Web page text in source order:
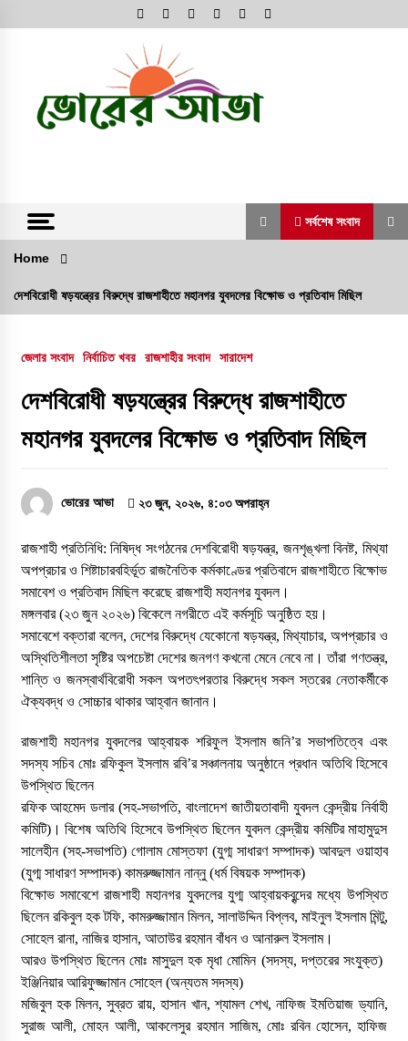
to
সর্বশেষ সংবাদ
সর্বশেষ সংবাদ
এর বিরুদ্ধে চাঁদাবাজি ও নির্যাতনের গুরুতর অভিযোগ
রাজশাহীতে দুই সাংবাদিকের ওপর নৃশংস হামলা:
সন্ত্রাসীদের দ্রুত গ্রেফতারে ৭২ ঘন্টা আলটিমেটাম
পুলিশ কোনো দলের লাঠিয়াল বাহিনী নয়: স্বরাষ্ট্রমন্ত্রী
স্বরাষ্ট্র মন্ত্রণালয়ের তালিকাভুক্ত মাদক কারবারির
প্রকাশ্যে চলাফেরা, জনমনে ক্ষোভ
১ আগস্ট, ২০২৬, ৯:৫০ অপরাহ্ন
দুর্গাপুরে ভ্রাম্যমাণ আদালতের মাধ্যমে হয়রানির
১ আগস্ট, ২০২৬, ৯:৩৪ অপরাহ্ন
রাজশাহীতে সাংবাদিক সম্রাটকে কুপিয়ে জখম, অবস্থা
আশঙ্কাজনক
৩১ জুলাই, ২০২৬, ৯:৫৪ পূর্বাহ্ন
গোদাগাড়ীতে যাত্রী ছাউনি ও বাস বেসহ ৫ দফা দাবিতে
ইউএনওকে স্মারকলিপি
৩০ জুলাই, ২০২৬, ১২:৫৭ অপরাহ্ন
নগর যুবদলের নতুন যুগ্ম আহ্বায়ক ইঞ্জি. আরিফুজ্জামান
সোহেলকে RPSF-এর সংবর্ধনা
২৯ জুলাই, ২০২৬, ১২:২১ অপরাহ্ন
Home
দেশবিরোধী ষড়যন্ত্রের বিরুদ্ধে রাজশাহীতে মহানগর যুবদলের বিক্ষোভ ও প্রতিবাদ মিছিল
জেলার সংবাদ নির্বাচিত খবর রাজশাহীর সংবাদ সারাদেশ
দেশবিরোধী ষড়যন্ত্রের বিরুদ্ধে রাজশাহীতে
মহানগর যুবদলের বিক্ষোভ ও প্রতিবাদ মিছিল
ভোরের আভা ২৩ জুন, ২০২৬, ৪:০৩ অপরাহ্ন
​রাজশাহী প্রতিনিধি: নিষিদ্ধ সংগঠনের দেশবিরোধী ষড়যন্ত্র, জনশৃঙ্খলা বিনষ্ট, মিথ্যা
অপপ্রচার ও শিষ্টাচারবহির্ভূত রাজনৈতিক কর্মকাণ্ডের প্রতিবাদে রাজশাহীতে বিক্ষোভ
সমাবেশ ও প্রতিবাদ মিছিল করেছে রাজশাহী মহানগর যুবদল।
মঙ্গলবার (২৩ জুন ২০২৬) বিকেলে নগরীতে এই কর্মসূচি অনুষ্ঠিত হয়।
​সমাবেশে বক্তারা বলেন, দেশের বিরুদ্ধে যেকোনো ষড়যন্ত্র, মিথ্যাচার, অপপ্রচার ও
অস্থিতিশীলতা সৃষ্টির অপচেষ্টা দেশের জনগণ কখনো মেনে নেবে না। তাঁরা গণতন্ত্র,
শান্তি ও জনস্বার্থবিরোধী সকল অপতৎপরতার বিরুদ্ধে সকল স্তরের নেতাকর্মীকে
ঐক্যবদ্ধ ও সোচ্চার থাকার আহ্বান জানান।
​রাজশাহী মহানগর যুবদলের আহ্বায়ক শরিফুল ইসলাম জনি’র সভাপতিত্বে এবং
সদস্য সচিব মোঃ রফিকুল ইসলাম রবি’র সঞ্চালনায় অনুষ্ঠানে প্রধান অতিথি হিসেবে
উপস্থিত ছিলেন
​রফিক আহমেদ ডলার (সহ-সভাপতি, বাংলাদেশ জাতীয়তাবাদী যুবদল কেন্দ্রীয় নির্বাহী
কমিটি)। ​বিশেষ অতিথি হিসেবে উপস্থিত ছিলেন যুবদল কেন্দ্রীয় কমিটির ​মাহামুদুস
সালেহীন (সহ-সভাপতি) ​গোলাম মোস্তফা (যুগ্ম সাধারণ সম্পাদক) ​আবদুল ওয়াহাব
(যুগ্ম সাধারণ সম্পাদক) ​কামরুজ্জামান নান্নু (ধর্ম বিষয়ক সম্পাদক)
​বিক্ষোভ সমাবেশে রাজশাহী মহানগর যুবদলের যুগ্ম আহ্বায়কবৃন্দের মধ্যে উপস্থিত
ছিলেন রকিবুল হক টফি, কামরুজ্জামান মিলন, সালাউদ্দিন বিপ্লব, মাইনুল ইসলাম মিন্টু,
সোহেল রানা, নাজির হাসান, আতাউর রহমান বাঁধন ও আনারুল ইসলাম।
​আরও উপস্থিত ছিলেন ​মোঃ মাসুদুল হক মৃধা মোমিন (সদস্য, দপ্তরের সংযুক্ত) ​
ইঞ্জিনিয়ার আরিফুজ্জামান সোহেল (অন্যতম সদস্য)
​মজিবুল হক মিলন, সুব্রত রায়, হাসান খান, শ্যামল শেখ, নাফিজ ইমতিয়াজ ড্যানি,
সুরাজ আলী, মোহন আলী, আকলেসুর রহমান সাজিম, মোঃ রবিন হোসেন, হাফিজ